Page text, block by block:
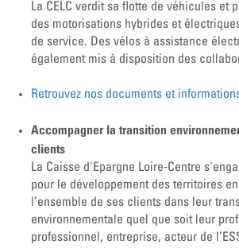
La CELC verdit sa flotte de véhicules et
des motorisations hybrides et
de service. Des vélos à assistance
également mis à disposition des
Retrouvez nos documents et
Accompagner la transition
clients
La Caisse d'Epargne Loire-Centre
pour le développement des territoires
l’ensemble de ses clients dans leur
environnementale quel que soit leur
professionnel, entreprise, acteur de